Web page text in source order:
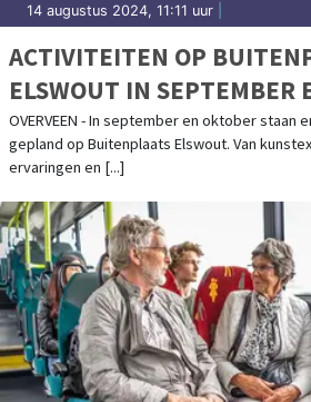
14 augustus 2024, 11:11 uur
ACTIVITEITEN OP
ELSWOUT IN SEPTEMBER
OVERVEEN - In september en oktober
gepland op Buitenplaats Elswout. Van
ervaringen en [...]